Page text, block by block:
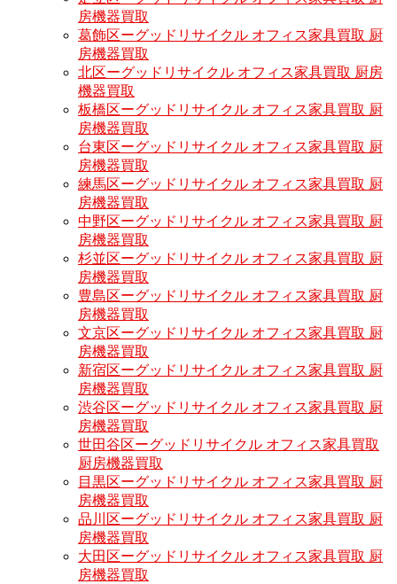
房機器買取
葛飾区ーグッドリサイクル オフィス家具買取 厨
房機器買取
北区ーグッドリサイクル オフィス家具買取 厨房
機器買取
板橋区ーグッドリサイクル オフィス家具買取 厨
房機器買取
台東区ーグッドリサイクル オフィス家具買取 厨
房機器買取
練馬区ーグッドリサイクル オフィス家具買取 厨
房機器買取
中野区ーグッドリサイクル オフィス家具買取 厨
房機器買取
杉並区ーグッドリサイクル オフィス家具買取 厨
房機器買取
豊島区ーグッドリサイクル オフィス家具買取 厨
房機器買取
文京区ーグッドリサイクル オフィス家具買取 厨
房機器買取
新宿区ーグッドリサイクル オフィス家具買取 厨
房機器買取
渋谷区ーグッドリサイクル オフィス家具買取 厨
房機器買取
世田谷区ーグッドリサイクル オフィス家具買取
厨房機器買取
目黒区ーグッドリサイクル オフィス家具買取 厨
房機器買取
品川区ーグッドリサイクル オフィス家具買取 厨
房機器買取
大田区ーグッドリサイクル オフィス家具買取 厨
房機器買取